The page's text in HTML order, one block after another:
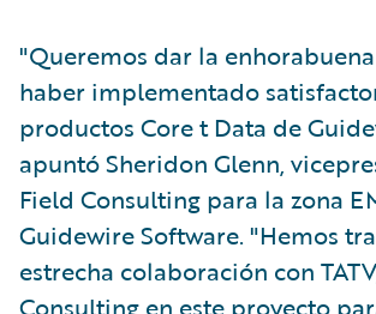
"Queremos dar la
haber implementado
productos Core t Data de
apuntó Sheridon Glenn,
Field Consulting para la zona
Guidewire Software. "Hemos
estrecha colaboración con
Consulting en este proyecto